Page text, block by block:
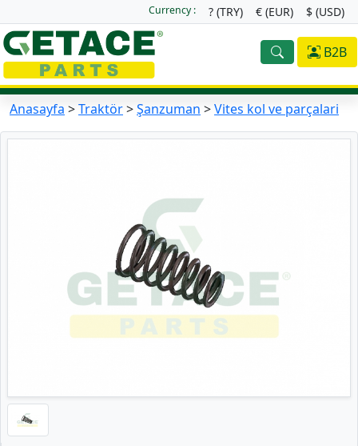
Currency : ? (TRY) € (EUR) $ (USD)
B2B
Anasayfa >Traktör>Şanzuman >Vi̇tes kol ve parçalari